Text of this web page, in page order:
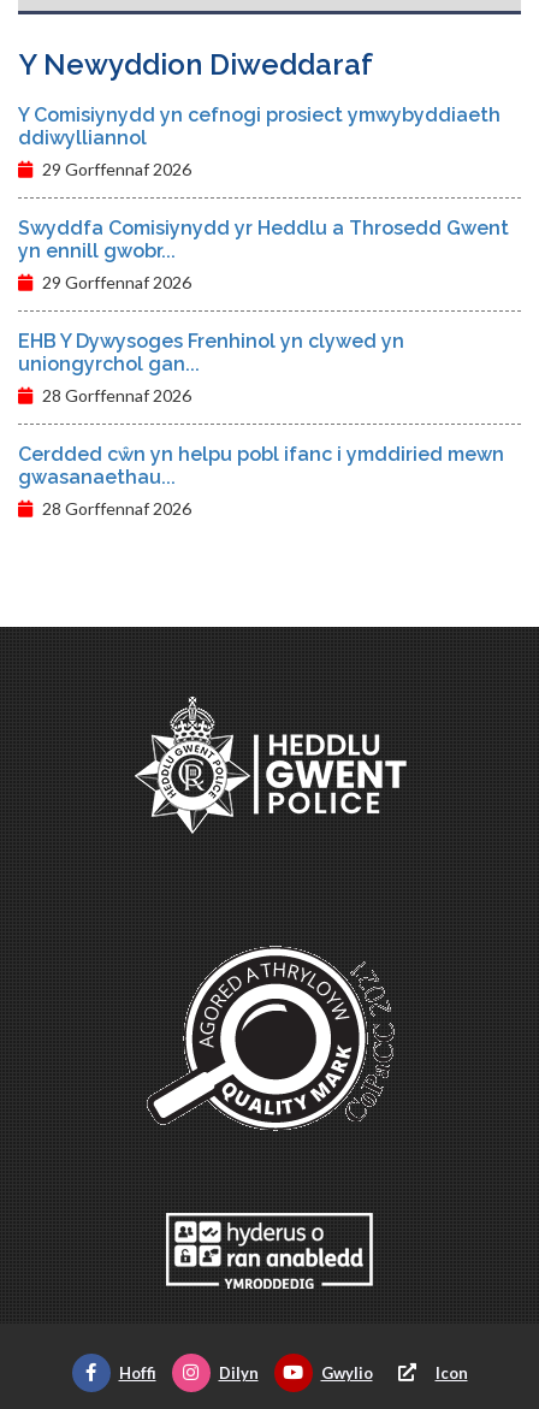
Y Newyddion Diweddaraf
Y Comisiynydd yn cefnogi prosiect ymwybyddiaeth
ddiwylliannol
29 Gorffennaf 2026
Swyddfa Comisiynydd yr Heddlu a Throsedd Gwent
yn ennill gwobr...
29 Gorffennaf 2026
EHB Y Dywysoges Frenhinol yn clywed yn
uniongyrchol gan...
28 Gorffennaf 2026
Cerdded cŵn yn helpu pobl ifanc i ymddiried mewn
gwasanaethau...
28 Gorffennaf 2026
Hoffi Dilyn Gwylio Icon